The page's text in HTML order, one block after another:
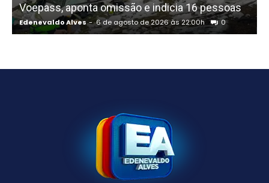
Voepass, aponta omissão e indicia 16 pessoas
Edenevaldo Alves - 6 de agosto de 2026 às 22:00h 0